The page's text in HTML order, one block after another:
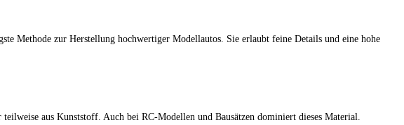
Methode zur Herstellung hochwertiger Modellautos. Sie erlaubt feine Details und eine hohe
aus Kunststoff. Auch bei RC-Modellen und Bausätzen dominiert dieses Material.